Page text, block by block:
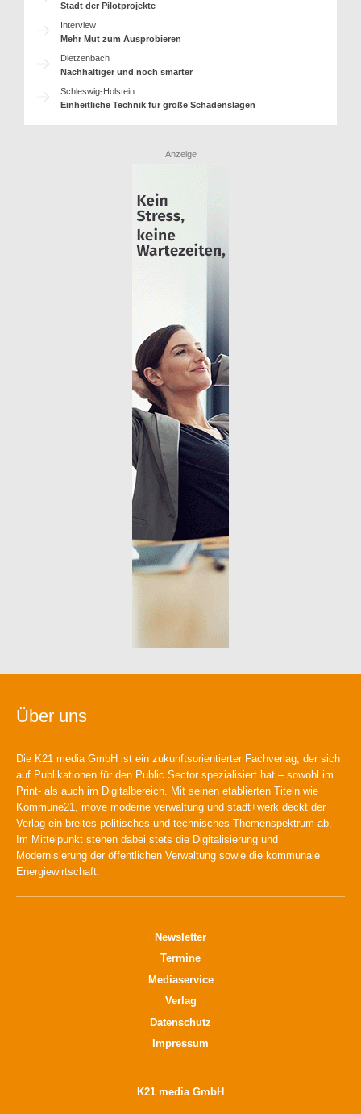
Stadt der Pilotprojekte
Interview
Mehr Mut zum Ausprobieren
Dietzenbach
Nachhaltiger und noch smarter
Schleswig-Holstein
Einheitliche Technik für große Schadenslagen
Anzeige
Über uns
Die K21 media GmbH ist ein zukunftsorientierter Fachverlag, der sich
auf Publikationen für den Public Sector spezialisiert hat – sowohl im
Print- als auch im Digitalbereich. Mit seinen etablierten Titeln wie
Kommune21, move moderne verwaltung und stadt+werk deckt der
Verlag ein breites politisches und technisches Themenspektrum ab.
Im Mittelpunkt stehen dabei stets die Digitalisierung und
Modernisierung der öffentlichen Verwaltung sowie die kommunale
Energiewirtschaft.
Newsletter
Termine
Mediaservice
Verlag
Datenschutz
Impressum
K21 media GmbH